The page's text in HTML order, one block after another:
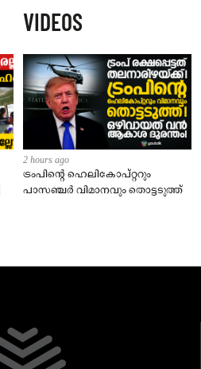
നാട്ടുകാർക്കെതിരെ കേസ്
VIDEOS
2 hours ago
ട്രംപിന്റെ ഹെലികോപ്റ്ററും
പാസഞ്ചര്‍ വിമാനവും തൊട്ടടുത്ത്